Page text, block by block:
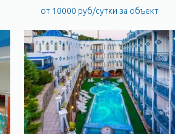
от 10000 руб/сутки за объект